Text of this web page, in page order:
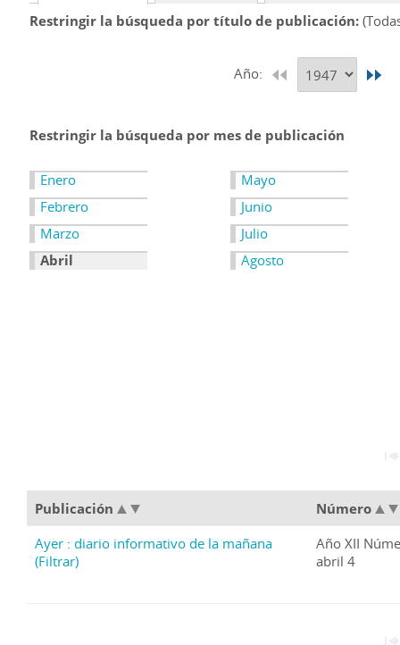
Restringir la búsqueda por título de publicación
Año:
Restringir la búsqueda por mes de publicación
Enero
Febrero
Marzo
Abril
Mayo
Junio
Julio
Agosto
Publicación
Número
Ayer : diario informativo de la mañana
(Filtrar)
Año XII
abril 4